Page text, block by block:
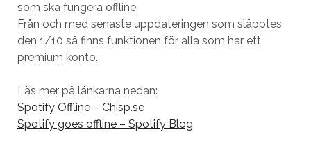
som ska fungera offline.
Från och med senaste uppdateringen som släpptes
den 1/10 så finns funktionen för alla som har ett
premium konto.
Läs mer på länkarna nedan:
Spotify Offline – Chisp.se
Spotify goes offline – Spotify Blog